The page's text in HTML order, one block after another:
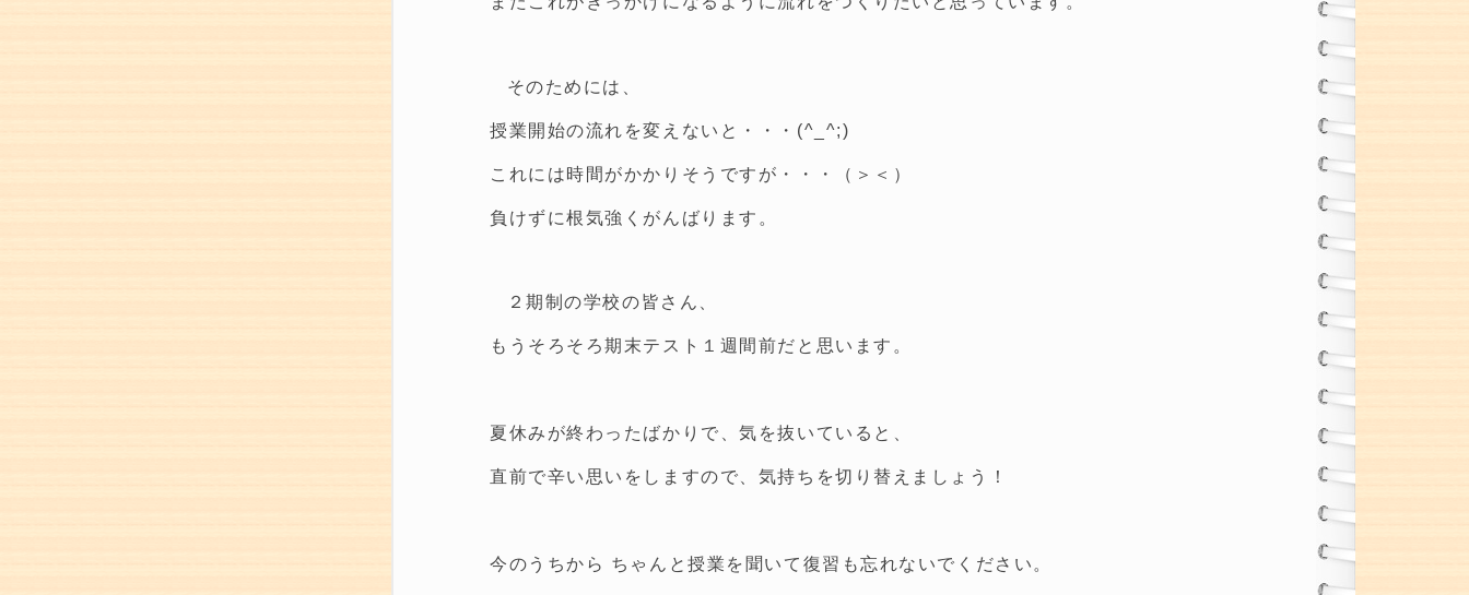
そのためには、
授業開始の流れを変えないと・・・(^_^;)
これには時間がかかりそうですが・・・（＞＜）
負けずに根気強くがんばります。
２期制の学校の皆さん、
もうそろそろ期末テスト１週間前だと思います。
夏休みが終わったばかりで、気を抜いていると、
直前で辛い思いをしますので、気持ちを切り替えましょう！
今のうちから ちゃんと授業を聞いて復習も忘れないでください。